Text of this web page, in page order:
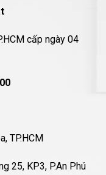
cấp ngày 04
TP.HCM
25, KP3, P.An Phú